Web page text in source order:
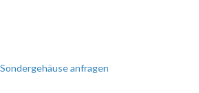
Sondergehäuse anfragen